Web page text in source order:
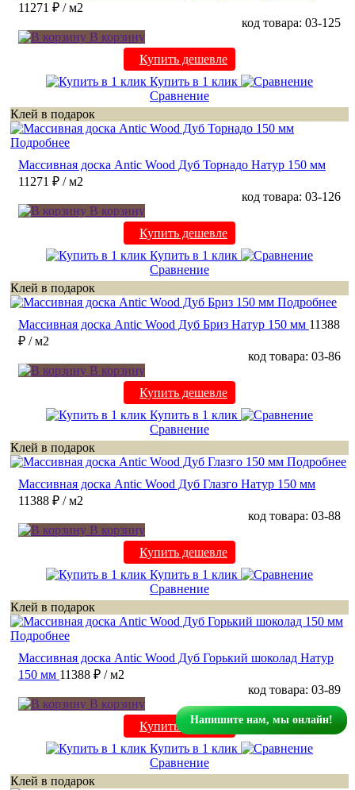
11271 ₽ / м2
код товара: 03-125
В корзину
Купить дешевле
Купить в 1 клик
Сравнение
Клей в подарок
Подробнее
Массивная доска Antic Wood Дуб Торнадо Натур 150 мм
11271 ₽ / м2
код товара: 03-126
В корзину
Купить дешевле
Купить в 1 клик
Сравнение
Клей в подарок
Подробнее
Массивная доска Antic Wood Дуб Бриз Натур 150 мм 11388
₽ / м2
код товара: 03-86
В корзину
Купить дешевле
Купить в 1 клик
Сравнение
Клей в подарок
Подробнее
Массивная доска Antic Wood Дуб Глазго Натур 150 мм
11388 ₽ / м2
код товара: 03-88
В корзину
Купить дешевле
Купить в 1 клик
Сравнение
Клей в подарок
Подробнее
Массивная доска Antic Wood Дуб Горький шоколад Натур
150 мм 11388 ₽ / м2
код товара: 03-89
В корзину
Купить дешевле
Купить в 1 клик
Сравнение
Клей в подарок
Напишите нам, мы онлайн!